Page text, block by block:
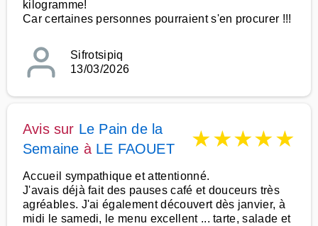
kilogramme!
Car certaines personnes pourraient s'en procurer !!!
Sifrotsipiq
13/03/2026
Avis sur Le Pain de la
Semaine à LE FAOUET ★★★★★
Accueil sympathique et attentionné.
J'avais déjà fait des pauses café et douceurs très
agréables. J'ai également découvert dès janvier, à
midi le samedi, le menu excellent ... tarte, salade et